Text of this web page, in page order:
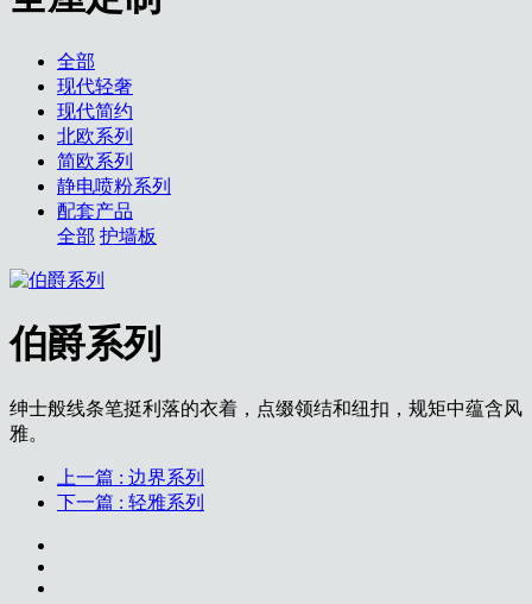
全部
现代轻奢
现代简约
北欧系列
简欧系列
静电喷粉系列
配套产品
全部 护墙板
伯爵系列
绅士般线条笔挺利落的衣着，点缀领结和纽扣，规矩中蕴含风
雅。
上一篇 : 边界系列
下一篇 : 轻雅系列